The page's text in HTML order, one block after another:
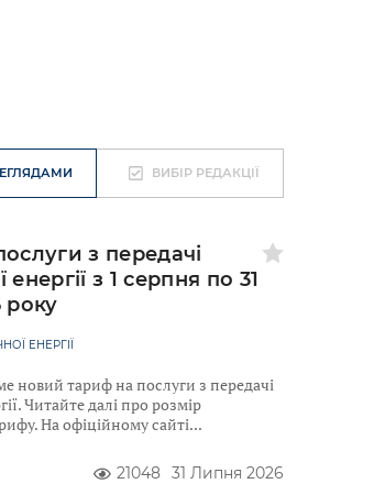
ВИБІР РЕДАКЦІЇ
з передачі
з 1 серпня по 31
року
ЕНЕРГІЇ
новий тариф на послуги з передачі
Читайте далі про розмір
На офіційному сайті
21048 31 Липня 2026